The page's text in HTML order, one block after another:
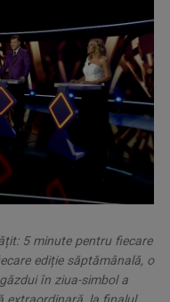
5 minute pentru fiecare
ediție săptămânală, o
în ziua-simbol a